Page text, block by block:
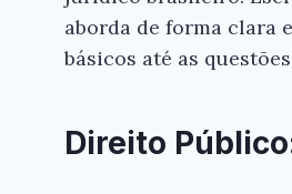
aborda de forma clara
básicos até as
Direito